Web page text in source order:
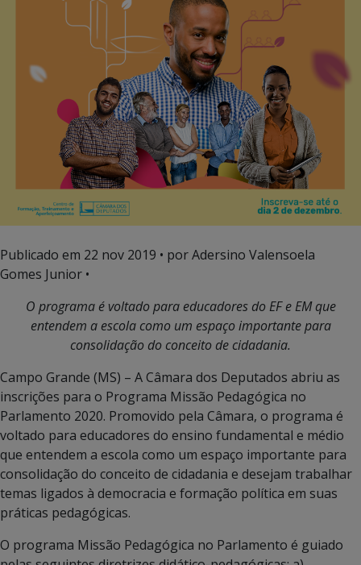
Publicado em 22 nov 2019 • por Adersino Valensoela
Gomes Junior •
O programa é voltado para educadores do EF e EM que
entendem a escola como um espaço importante para
consolidação do conceito de cidadania.
Campo Grande (MS) – A Câmara dos Deputados abriu as
inscrições para o Programa Missão Pedagógica no
Parlamento 2020. Promovido pela Câmara, o programa é
voltado para educadores do ensino fundamental e médio
que entendem a escola como um espaço importante para
consolidação do conceito de cidadania e desejam trabalhar
temas ligados à democracia e formação política em suas
práticas pedagógicas.
O programa Missão Pedagógica no Parlamento é guiado